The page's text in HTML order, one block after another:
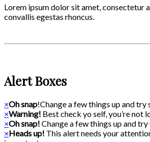
Lorem ipsum dolor sit amet, consectetur
convallis egestas rhoncus.
Alert Boxes
×Oh snap!Change a few things up and
×Warning! Best check yo self, you’re not
×Oh snap!Change a few things up and
×Heads up! This alert needs your